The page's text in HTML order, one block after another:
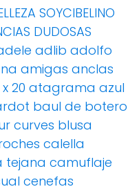
SOYCIBELINO
DUDOSAS
adlib adolfo
amigas anclas
20 atagrama azul
baul de botero
curves blusa
calella
tejana camuflaje
cenefas